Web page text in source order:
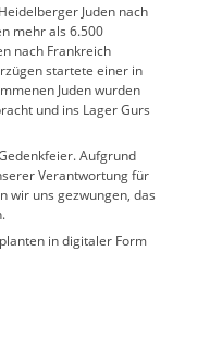
Juden nach
mehr als 6.500
nach Frankreich
startete einer in
Juden wurden
und ins Lager Gurs
Aufgrund
Verantwortung für
wir uns gezwungen, das
in digitaler Form